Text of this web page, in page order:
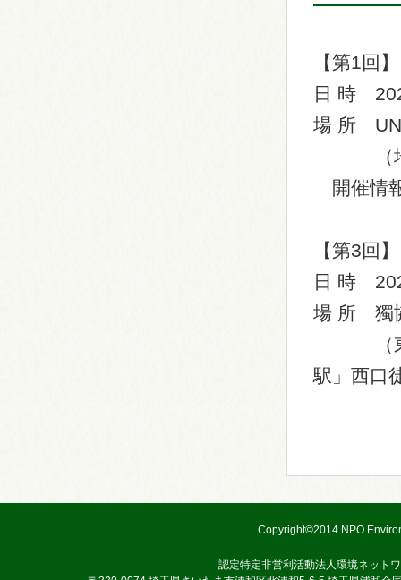
【第1回】
日 時
場 所
（埼玉
開催情
【第3回】
日 時
場 所 獨
（東武
駅」西口
Copyright©2014 NPO
認定特定非営利活動法人環境ネット